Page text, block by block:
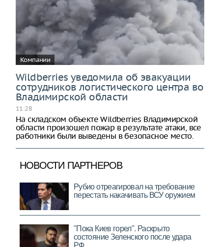
Компании
Wildberries уведомила об эвакуации
сотрудников логистического центра во
Владимирской области
11:28
На складском объекте Wildberries Владимирской
области произошел пожар в результате атаки, все
работники были выведены в безопасное место.